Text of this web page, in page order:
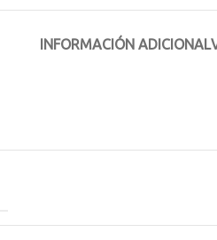
INFORMACIÓN ADICIONAL